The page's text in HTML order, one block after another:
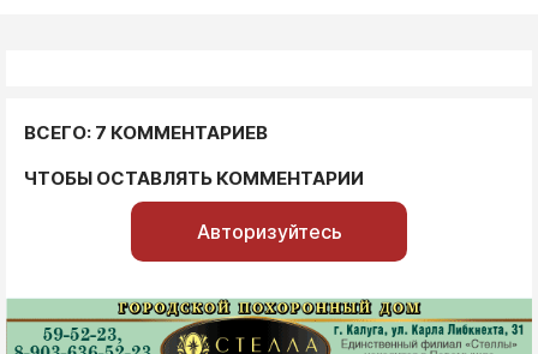
ВСЕГО: 7 КОММЕНТАРИЕВ
ЧТОБЫ ОСТАВЛЯТЬ КОММЕНТАРИИ
Авторизуйтесь